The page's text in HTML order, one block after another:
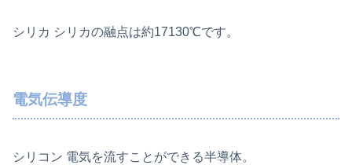
シリカ シリカの融点は約17130℃です。
電気伝導度
シリコン 電気を流すことができる半導体。